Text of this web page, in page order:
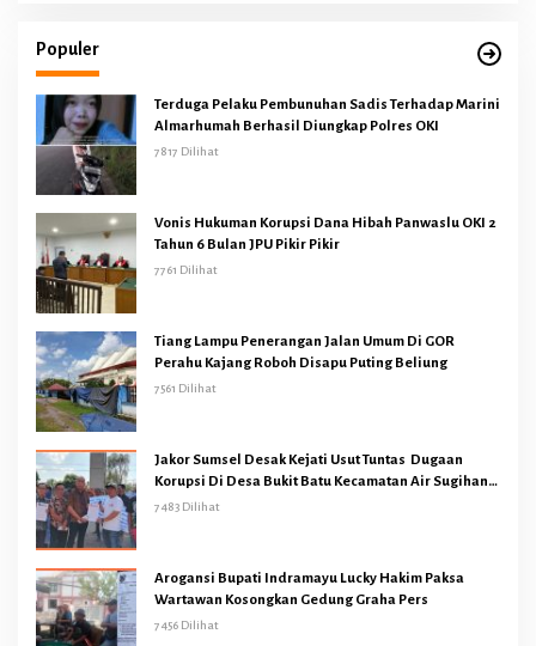
Populer
Terduga Pelaku Pembunuhan Sadis Terhadap Marini
Almarhumah Berhasil Diungkap Polres OKI
7817 Dilihat
Vonis Hukuman Korupsi Dana Hibah Panwaslu OKI 2
Tahun 6 Bulan JPU Pikir Pikir
7761 Dilihat
Tiang Lampu Penerangan Jalan Umum Di GOR
Perahu Kajang Roboh Disapu Puting Beliung
7561 Dilihat
Jakor Sumsel Desak Kejati Usut Tuntas Dugaan
Korupsi Di Desa Bukit Batu Kecamatan Air Sugihan
OKI
7483 Dilihat
Arogansi Bupati Indramayu Lucky Hakim Paksa
Wartawan Kosongkan Gedung Graha Pers
7456 Dilihat